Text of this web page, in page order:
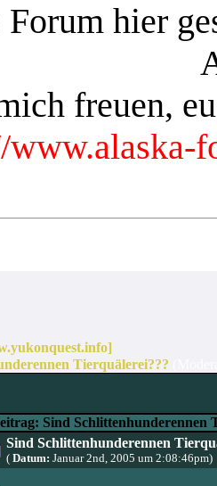
hier
freuen,
www.alaska-
Tierquälerei???
Sind Schlittenhunderennen
Sind Schlittenhunderennen
(Datum: Januar 2nd, 2005 um 2:08:46pm)